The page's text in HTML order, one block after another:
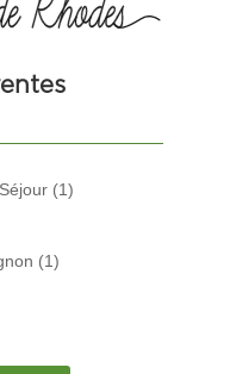
(1)
(1)